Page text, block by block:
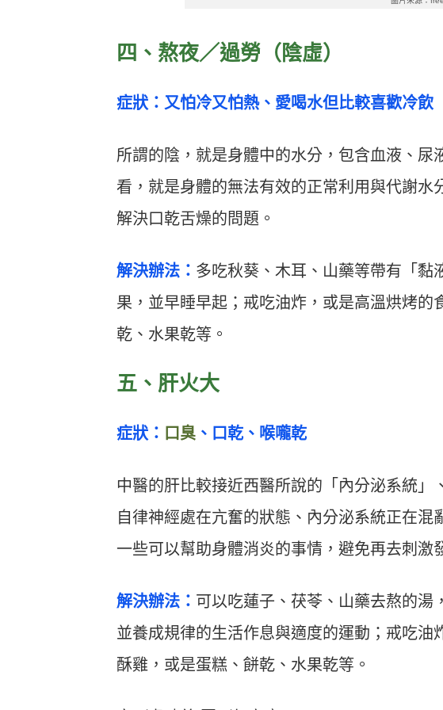
四、熬夜／過勞（陰虛）
症狀：又怕冷又怕熱、愛喝水但比較喜歡冷飲
所謂的陰，就是身體中的水分，包含血液、
看，就是身體的無法有效的正常利用與代謝水
解決口乾舌燥的問題。
解決辦法： 多吃秋葵、木耳、山藥等帶有「黏
果，並早睡早起；戒吃油炸，或是高溫烘烤
乾、水果乾等。
五、肝火大
症狀： 口臭 、口乾、喉嚨乾
中醫的肝比較接近西醫所說的「內分泌系統
自律神經處在亢奮的狀態、內分泌系統正在
一些可以幫助身體消炎的事情，避免再去刺激
解決辦法： 可以吃蓮子、茯苓、山藥去熬的湯
並養成規律的生活作息與適度的運動；戒吃
酥雞，或是蛋糕、餅乾、水果乾等。